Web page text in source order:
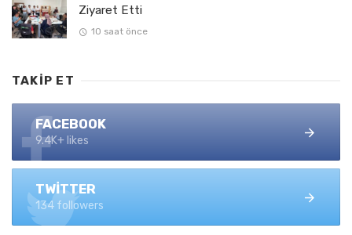
Ziyaret Etti
10 saat önce
TAKIP ET
FACEBOOK
9.4K+ likes
TWITTER
134 followers